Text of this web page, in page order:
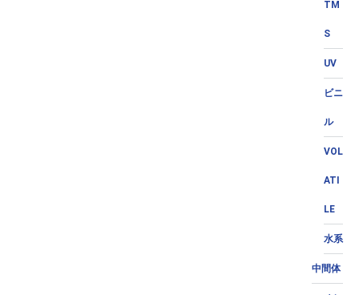
TM
S
UV
ビニ
ル
VOL
ATI
LE
水系
中間体